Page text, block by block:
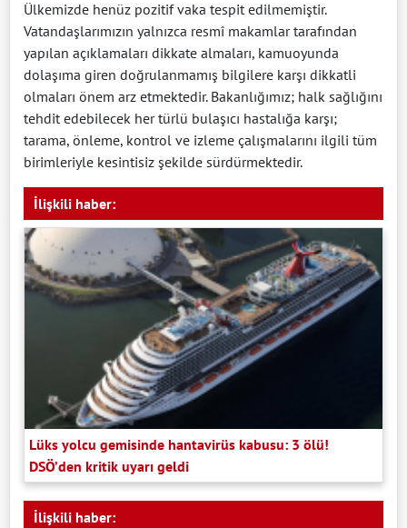
Ülkemizde henüz pozitif vaka tespit edilmemiştir.
Vatandaşlarımızın yalnızca resmî makamlar tarafından
yapılan açıklamaları dikkate almaları, kamuoyunda
dolaşıma giren doğrulanmamış bilgilere karşı dikkatli
olmaları önem arz etmektedir. Bakanlığımız; halk sağlığını
tehdit edebilecek her türlü bulaşıcı hastalığa karşı;
tarama, önleme, kontrol ve izleme çalışmalarını ilgili tüm
birimleriyle kesintisiz şekilde sürdürmektedir.
İlişkili haber:
Lüks yolcu gemisinde hantavirüs kabusu: 3 ölü!
DSÖ’den kritik uyarı geldi
İlişkili haber: